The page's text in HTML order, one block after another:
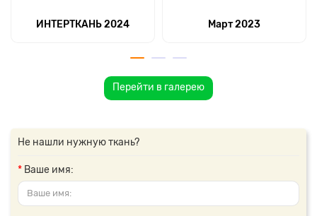
ИНТЕРТКАНЬ 2024 Март 2023
Перейти в галерею
Не нашли нужную ткань?
Ваше имя: